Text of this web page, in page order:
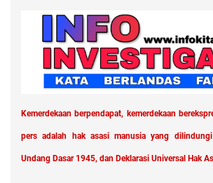
Kemerdekaan berpendapat, kemerdekaan
pers adalah hak asasi manusia yang
Undang Dasar 1945, dan Deklarasi Universal Hak